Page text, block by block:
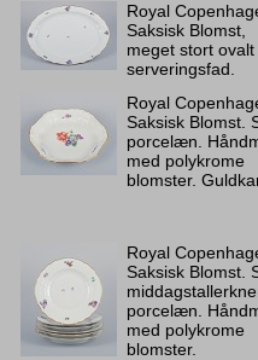
Royal
Saksisk Blomst,
meget stort ovalt
serveringsfad.
Royal
Saksisk Blomst.
porcelæn.
med polykrome
blomster.
Royal
Saksisk Blomst.
porcelæn.
med polykrome
blomster.